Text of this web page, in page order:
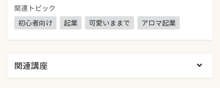
関連トピック
初心者向け
起業 可愛いままで アロマ起業
関連講座